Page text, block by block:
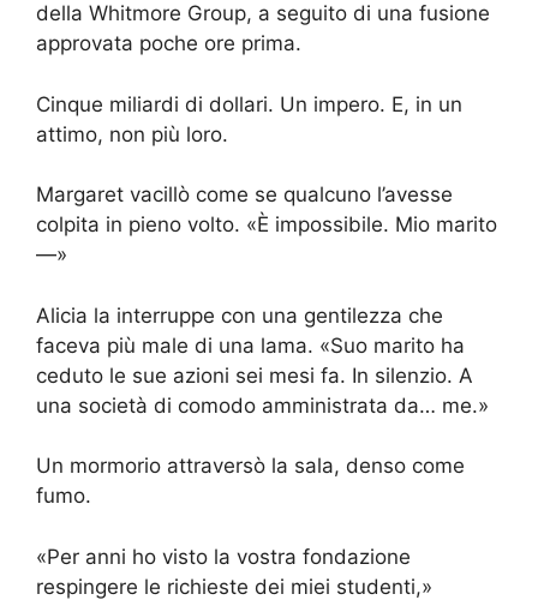
della Whitmore Group, a seguito di una fusione
approvata poche ore prima.
Cinque miliardi di dollari. Un impero. E, in un
attimo, non più loro.
Margaret vacillò come se qualcuno l’avesse
colpita in pieno volto. «È impossibile. Mio marito
—»
Alicia la interruppe con una gentilezza che
faceva più male di una lama. «Suo marito ha
ceduto le sue azioni sei mesi fa. In silenzio. A
una società di comodo amministrata da… me.»
Un mormorio attraversò la sala, denso come
fumo.
«Per anni ho visto la vostra fondazione
respingere le richieste dei miei studenti,»